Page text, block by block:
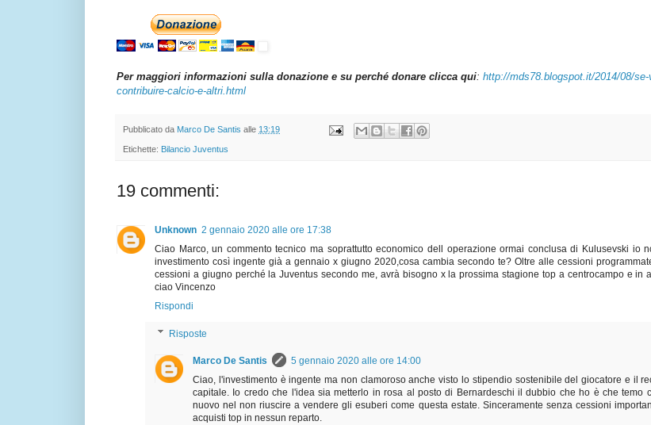
Per maggiori informazioni sulla donazione e su perché donare clicca qui: http://mds78.blogspot.it/2014/08/se-
contribuire-calcio-e-altri.html
Pubblicato da Marco De Santis alle 13:19
Etichette: Bilancio Juventus
19 commenti:
Unknown 2 gennaio 2020 alle ore 17:38
Ciao Marco, un commento tecnico ma soprattutto economico dell operazione ormai conclusa di Kulusevski io
investimento così ingente già a gennaio x giugno 2020,cosa cambia secondo te? Oltre alle cessioni
cessioni a giugno perché la Juventus secondo me, avrà bisogno x la prossima stagione top a centrocampo e in
ciao Vincenzo
Rispondi
Risposte
Marco De Santis
5 gennaio 2020 alle ore 14:00
Ciao, l'investimento è ingente ma non clamoroso anche visto lo stipendio sostenibile del giocatore e il
capitale. Io credo che l'idea sia metterlo in rosa al posto di Bernardeschi il dubbio che ho è che temo
nuovo nel non riuscire a vendere gli esuberi come questa estate. Sinceramente senza cessioni
acquisti top in nessun reparto.